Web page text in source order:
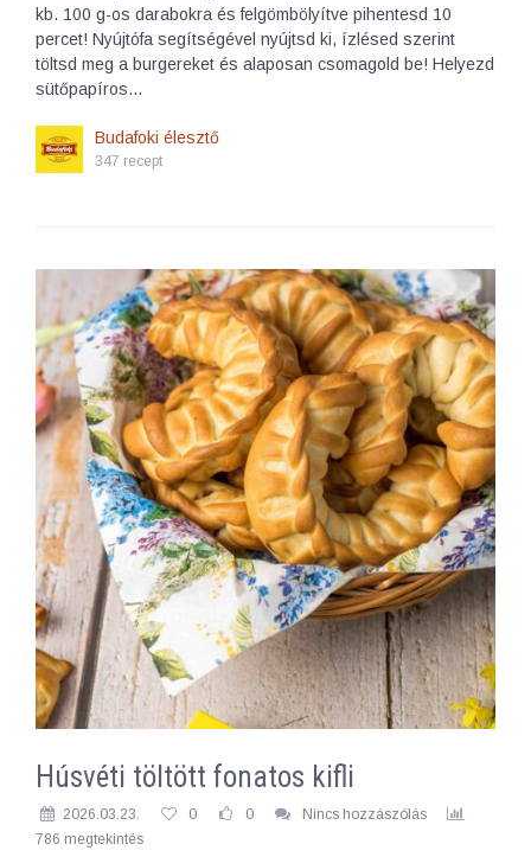
kb. 100 g-os darabokra és felgömbölyítve pihentesd 10
percet! Nyújtófa segítségével nyújtsd ki, ízlésed szerint
töltsd meg a burgereket és alaposan csomagold be! Helyezd
sütőpapíros…
Budafoki élesztő
347 recept
Húsvéti töltött fonatos kifli
2026.03.23. 0 0
Nincs hozzászólás
786 megtekintés